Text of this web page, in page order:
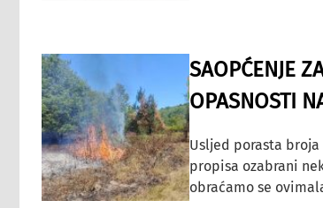
SAOPĆENJE
OPASNOSTI
Usljed porasta
propisa ozabrani
obraćamo se